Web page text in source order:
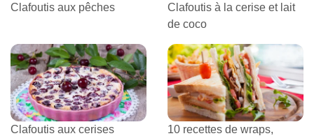
Clafoutis aux pêches
Clafoutis à la cerise et lait
de coco
Clafoutis aux cerises
10 recettes de wraps,